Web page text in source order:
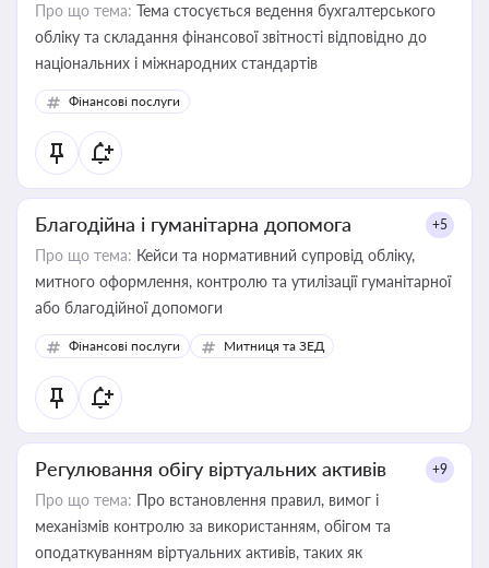
Про що тема: Тема стосується ведення бухгалтерського
обліку та складання фінансової звітності відповідно до
національних і міжнародних стандартів
Фінансові послуги
Благодійна і гуманітарна допомога +5
Про що тема: Кейси та нормативний супровід обліку,
митного оформлення, контролю та утилізації гуманітарної
або благодійної допомоги
Фінансові послуги Митниця та ЗЕД
Регулювання обігу віртуальних активів +9
Про що тема: Про встановлення правил, вимог і
механізмів контролю за використанням, обігом та
оподаткуванням віртуальних активів, таких як